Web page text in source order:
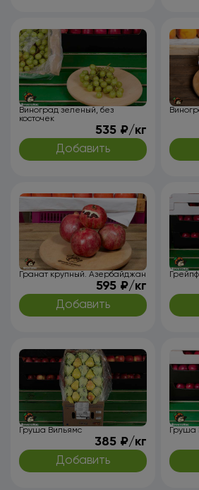
Виноград зеленый, без
косточек
535 ₽/кг
Добавить
Гранат крупный. Азербайджан
595 ₽/кг
Добавить
Груша Вильямс
385 ₽/кг
Добавить
Груша